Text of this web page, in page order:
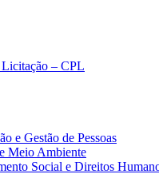
Licitação – CPL
e Gestão de Pessoas
Meio Ambiente
Social e Direitos